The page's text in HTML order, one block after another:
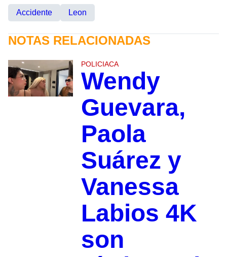
Accidente Leon
NOTAS RELACIONADAS
POLICIACA
Wendy
Guevara,
Paola
Suárez y
Vanessa
Labios 4K
son